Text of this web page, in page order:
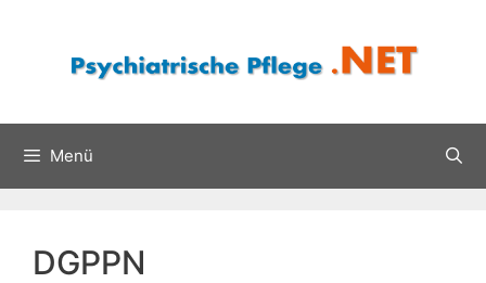
Menü
DGPPN